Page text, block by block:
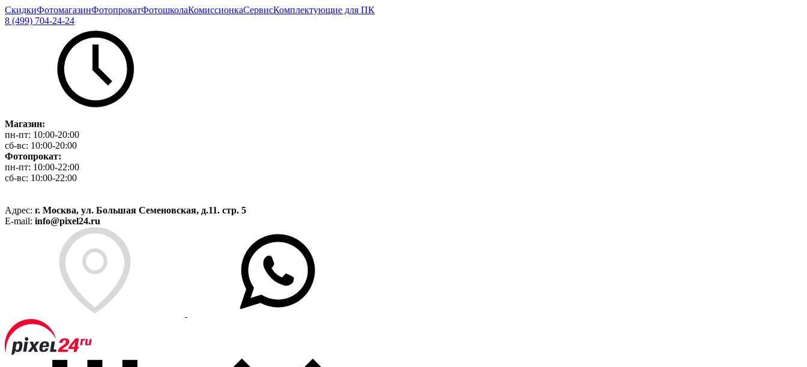
СкидкиФотомагазинФотопрокатФотошколаКомиссионкаСервисКомплектующие для ПК
8 (499) 704-24-24
Магазин:
пн-пт: 10:00-20:00
сб-вс: 10:00-20:00
Фотопрокат:
пн-пт: 10:00-22:00
сб-вс: 10:00-22:00
Адрес: г. Москва, ул. Большая Семеновская, д.11. стр. 5
E-mail: info@pixel24.ru